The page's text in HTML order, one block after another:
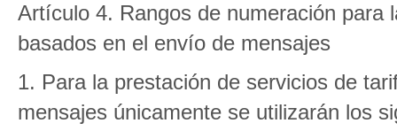
Artículo 4. Rangos de numeración para
basados en el envío de mensajes
1. Para la prestación de servicios de
mensajes únicamente se utilizarán los